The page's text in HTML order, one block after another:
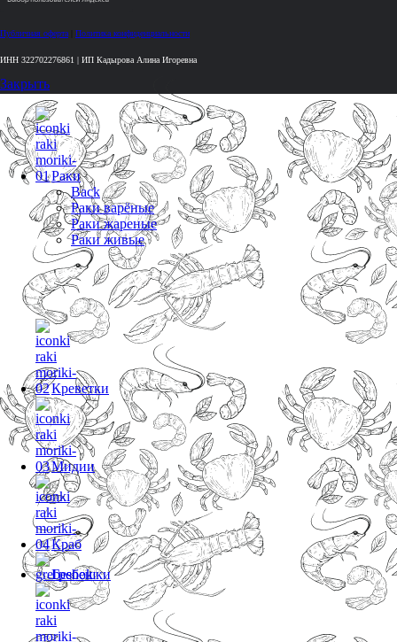
Публичная оферта Политика конфиденциальности
ИНН 322702276861 | ИП Кадырова Алина Игоревна
Закрыть
Раки
Back
Раки варёные
Раки жареные
Раки живые
Креветки
Мидии
Краб
Гребешки